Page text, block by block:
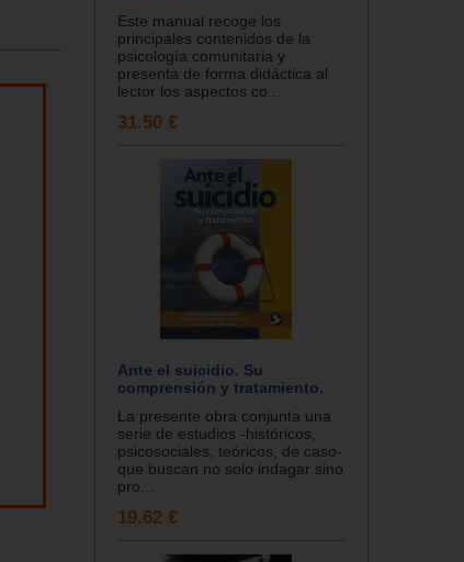
Este manual recoge los
principales contenidos de la
psicología comunitaria y
presenta de forma didáctica al
lector los aspectos co...
31.50 €
Ante el suicidio. Su
comprensión y tratamiento.
La presente obra conjunta una
serie de estudios -históricos,
psicosociales, teóricos, de caso-
que buscan no solo indagar sino
pro...
19.62 €